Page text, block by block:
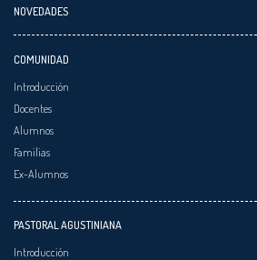
NOVEDADES
COMUNIDAD
Introducción
Docentes
Alumnos
Familias
Ex-Alumnos
PASTORAL AGUSTINIANA
Introducción